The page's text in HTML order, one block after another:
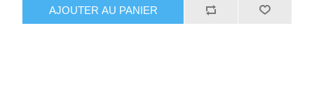
AJOUTER AU PANIER